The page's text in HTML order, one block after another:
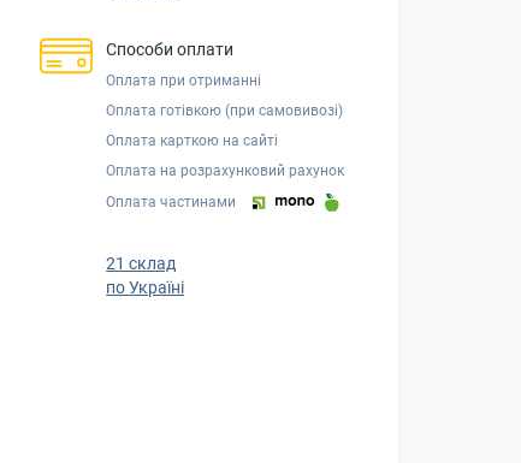
Способи оплати
Оплата при отриманні
Оплата готівкою (при самовивозі)
Оплата карткою на сайті
Оплата на розрахунковий рахунок
Оплата частинами
21 склад
по Україні